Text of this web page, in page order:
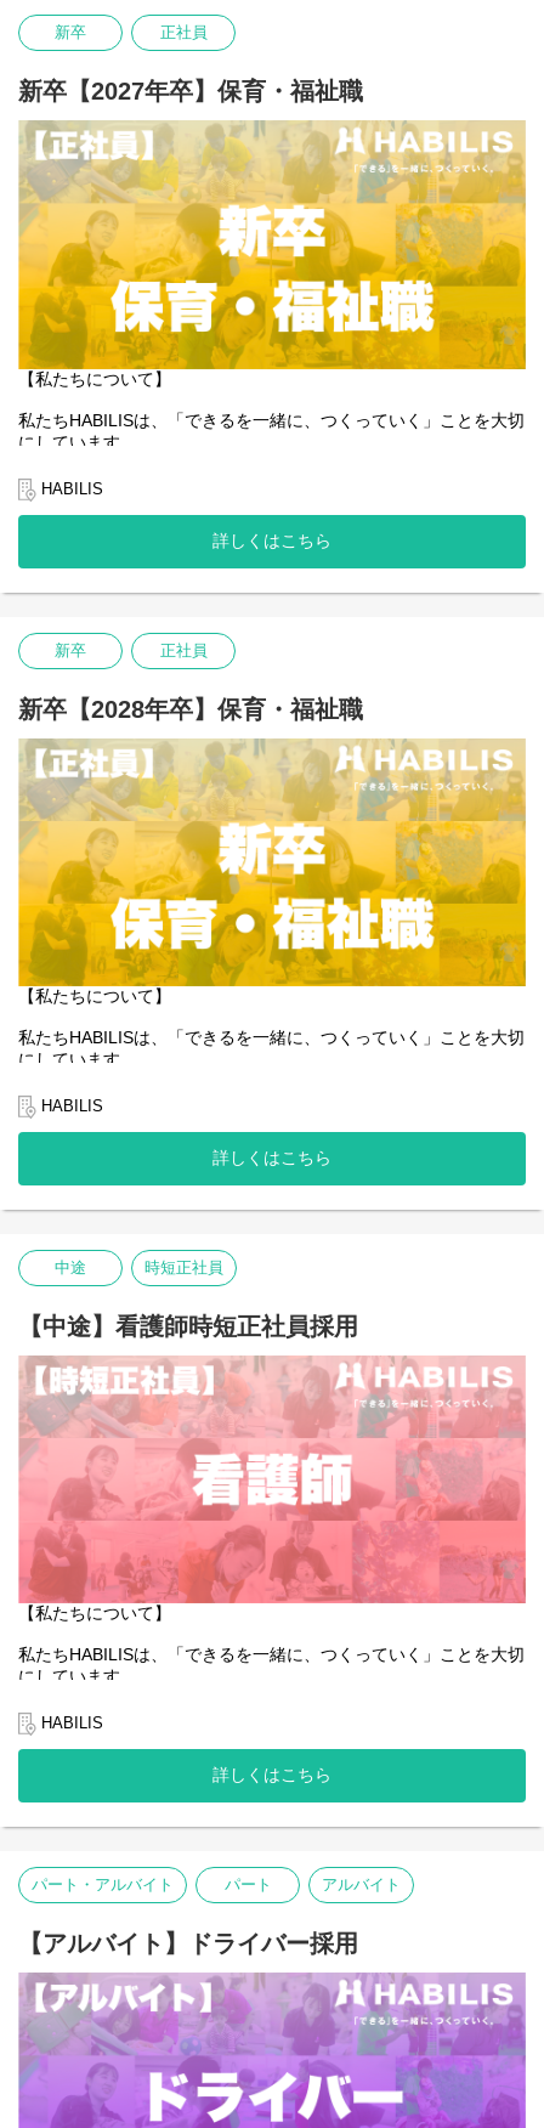
可能性を一緒につくっていける場所でありたいと願っています。
あなたの「できる」が、HABILISで広がっていくことを心から応援
しています。
新卒 正社員
新卒【2027年卒】保育・福祉職
【私たちについて】
私たちHABILISは、「できるを一緒に、つくっていく」ことを大切
にしています。
行っている企業です。
新卒で入社した方には通所支援での、児童発達支援や放課後等デ
イサービスに携わっていただきます。
私たちは子どもたちやご家族、そして社会の「できる」を広げて
いくことはもちろんのこと、一緒に働くスタッフ自身の「でき
医療的ケア児や重症心身障害児に関わるのが初めてでも大丈夫
働く人たちの「できるをつくっていく」ことも私たちは大切にし
ています。
そんな想いを抱える方にとって、今できることから始め、未来の
可能性を一緒につくっていける場所でありたいと願っています。
あなたの「できる」が、HABILISで広がっていくことを心から応援
しています。
⇩会社説明会ご希望の方はこちら⇩
https://handh-reha-t.peatix.com
HABILIS
詳しくはこちら
新卒 正社員
新卒【2028年卒】保育・福祉職
【私たちについて】
私たちHABILISは、「できるを一緒に、つくっていく」ことを大切
にしています。
行っている企業です。
新卒で入社した方には通所支援での、児童発達支援や放課後等デ
イサービスに携わっていただきます。
私たちは子どもたちやご家族、そして社会の「できる」を広げて
いくことはもちろんのこと、一緒に働くスタッフ自身の「でき
医療的ケア児や重症心身障害児に関わるのが初めてでも大丈夫
働く人たちの「できるをつくっていく」ことも私たちは大切にし
ています。
⇩会社説明会ご希望の方はこちら⇩
https://handh-reha-t.peatix.com
そんな想いを抱える方にとって、今できることから始め、未来の
可能性を一緒につくっていける場所でありたいと願っています。
あなたの「できる」が、HABILISで広がっていくことを心から応援
しています。
HABILIS
詳しくはこちら
中途 時短正社員
【中途】看護師時短正社員採用
【私たちについて】
私たちHABILISは、「できるを一緒に、つくっていく」ことを大切
にしています。
子どもたちやご家族、そして社会の「できる」を広げていくこと
はもちろんのこと、一緒に働くスタッフ自身の「できる」も同じ
ように大切にしています。
たとえば、「働きたいけれど、育児や介護があるからフルタイム
は難しい」「でも、キャリアも諦めたくない」――
ています。
そんな想いを抱える方にとって、今できることから始め、未来の
あなたの「できる」が、HABILISで広がっていくことを心から応援
しています。
HABILIS
詳しくはこちら
パート・アルバイト パート アルバイト
【アルバイト】ドライバー採用